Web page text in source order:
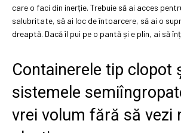
care o faci din inerție. Trebuie să ai acces
salubritate, să ai loc de întoarcere, să ai o
dreaptă. Dacă îl pui pe o pantă și e plin, ai să
Containerele tip clopot
sistemele
vrei volum fără să vezi